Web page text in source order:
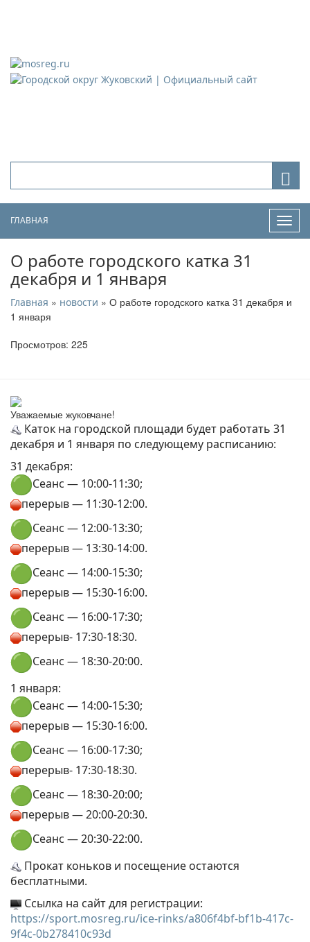
ГЛАВНАЯ
О работе городского катка 31
декабря и 1 января
Главная » новости » О работе городского катка 31 декабря и
1 января
Просмотров: 225
Уважаемые жуковчане!
Каток на городской площади будет работать 31
декабря и 1 января по следующему расписанию:
31 декабря:
Сеанс — 10:00-11:30;
перерыв — 11:30-12:00.
Сеанс — 12:00-13:30;
перерыв — 13:30-14:00.
Сеанс — 14:00-15:30;
перерыв — 15:30-16:00.
Сеанс — 16:00-17:30;
перерыв- 17:30-18:30.
Сеанс — 18:30-20:00.
1 января:
Сеанс — 14:00-15:30;
перерыв — 15:30-16:00.
Сеанс — 16:00-17:30;
перерыв- 17:30-18:30.
Сеанс — 18:30-20:00;
перерыв — 20:00-20:30.
Сеанс — 20:30-22:00.
Прокат коньков и посещение остаются
бесплатными.
Ссылка на сайт для регистрации:
https://sport.mosreg.ru/ice-rinks/a806f4bf-bf1b-417c-
9f4c-0b278410c93d